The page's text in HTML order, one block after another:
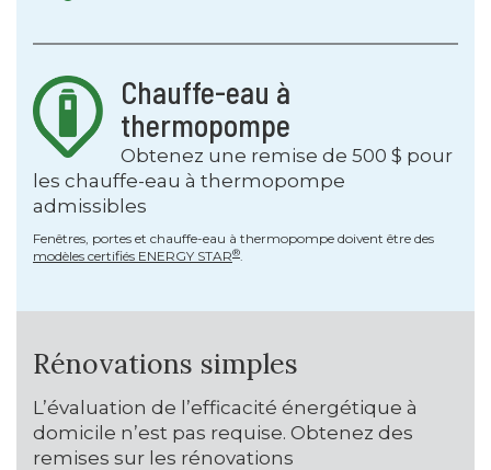
Chauffe-eau à
thermopompe
Obtenez une remise de 500 $ pour
les chauffe-eau à thermopompe
admissibles
Fenêtres, portes et chauffe-eau à thermopompe doivent être des
modèles certifiés ENERGY STAR®.
Rénovations simples
L’évaluation de l’efficacité énergétique à
domicile n’est pas requise. Obtenez des
remises sur les rénovations